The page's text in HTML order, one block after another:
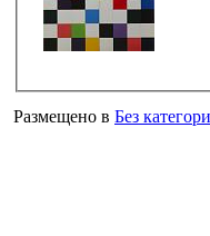
Размещено в Без